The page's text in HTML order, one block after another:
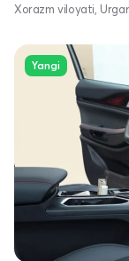
Xorazm viloyati,
Yangi